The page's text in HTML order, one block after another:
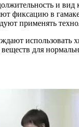
и
фиксацию в
применять
использовать
для